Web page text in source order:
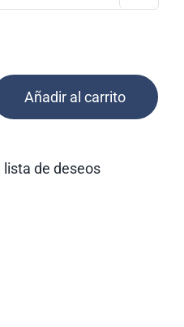
Añadir al carrito
lista de deseos